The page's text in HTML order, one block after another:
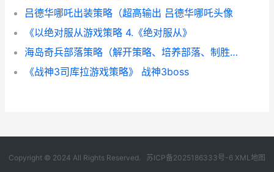
吕德华哪吒出装策略（超高输出 吕德华哪吒头像
《以绝对服从游戏策略 4.《绝对服从》
海岛奇兵部落策略（解开策略、培养部落、制胜决定因素 海岛奇兵 coc
《战神3司库拉游戏策略》 战神3boss
Copyright © 2024 All Rights Reserved. 苏ICP备2025186333号-6 XML地图